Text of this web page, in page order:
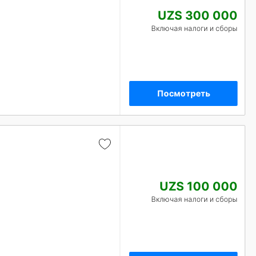
UZS 300 000
Включая налоги и сборы
Посмотреть
UZS 100 000
Включая налоги и сборы